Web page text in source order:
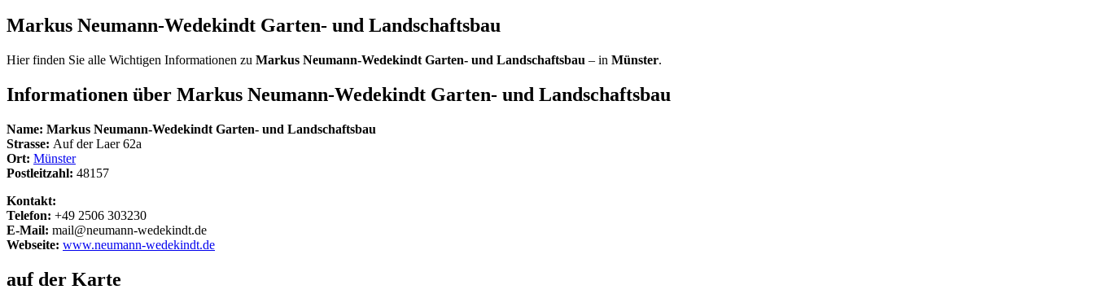
Markus Neumann-Wedekindt Garten- und Landschaftsbau
Hier finden Sie alle Wichtigen Informationen zu Markus Neumann-Wedekindt Garten- und Landschaftsbau – in Münster.
Informationen über Markus Neumann-Wedekindt Garten- und Landschaftsbau
Name: Markus Neumann-Wedekindt Garten- und Landschaftsbau
Strasse: Auf der Laer 62a
Ort: Münster
Postleitzahl: 48157
Kontakt:
Telefon: +49 2506 303230
E-Mail: mail@neumann-wedekindt.de
Webseite: www.neumann-wedekindt.de
auf der Karte